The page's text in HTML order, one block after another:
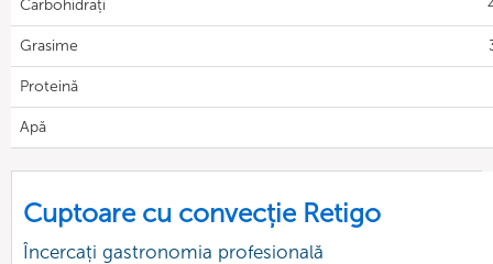
Carbohidrați
Grasime
Proteină
Apă
Cuptoare cu convecție Retigo
Încercați gastronomia profesională